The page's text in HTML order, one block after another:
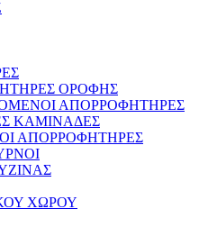
ΟΡΟΦΗΣ
ΑΠΟΡΡΟΦΗΤΗΡΕΣ
ΚΑΜΙΝΑΔΕΣ
ΑΠΟΡΡΟΦΗΤΗΡΕΣ
ΧΩΡΟΥ